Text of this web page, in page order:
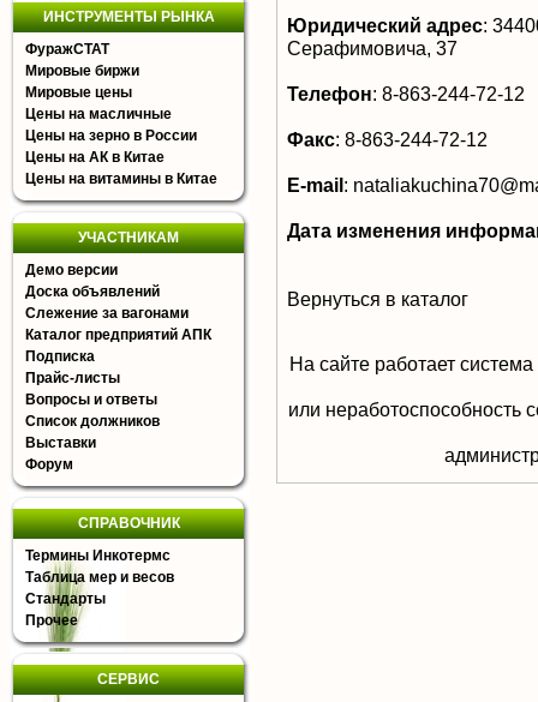
ИНСТРУМЕНТЫ РЫНКА
ФуражСТАТ
Мировые биржи
Мировые цены
Цены на масличные
Цены на зерно в России
Цены на АК в Китае
Цены на витамины в Китае
УЧАСТНИКАМ
Демо версии
Доска объявлений
Слежение за вагонами
Каталог предприятий АПК
Подписка
Прайс-листы
Вопросы и ответы
Список должников
Выставки
Форум
СПРАВОЧНИК
Термины Инкотермс
Таблица мер и весов
Стандарты
Прочее
СЕРВИС
Юридический адрес:
Серафимовича, 37
Телефон: 8-863-244-72-12
Факс: 8-863-244-72-12
E-mail:
Дата изменения
Вернуться в каталог
На сайте работает
или неработоспособность